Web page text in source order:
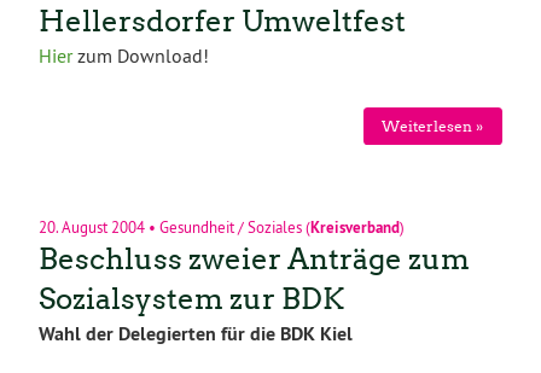
Hellersdorfer Umweltfest
Hierzum Download!
Weiterlesen »
20. August 2004 • Gesundheit / Soziales(Kreisverband)
Beschluss zweier Anträge zum
Sozialsystem zur BDK
Wahl der Delegierten für die BDK Kiel